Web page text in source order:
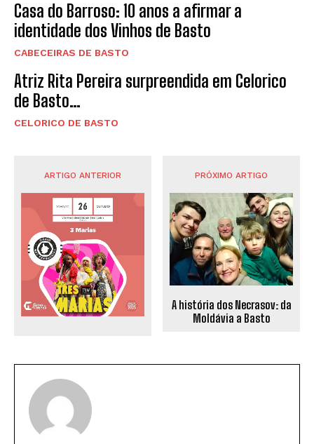
Casa do Barroso: 10 anos a afirmar a
identidade dos Vinhos de Basto
CABECEIRAS DE BASTO
Atriz Rita Pereira surpreendida em Celorico
de Basto…
CELORICO DE BASTO
ARTIGO ANTERIOR PRÓXIMO ARTIGO
A história dos Necrasov: da
Moldávia a Basto